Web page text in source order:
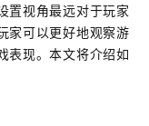
置视角最远对于玩家
家可以更好地观察游
表现。本文将介绍如